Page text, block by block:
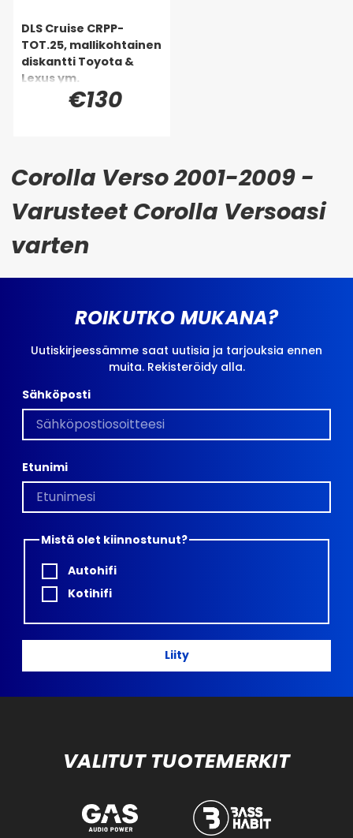
DLS Cruise CRPP-
TOT.25, mallikohtainen
diskantti Toyota &
Lexus ym.
€130
Corolla Verso 2001-2009 -
Varusteet Corolla Versoasi
varten
ROIKUTKO MUKANA?
Uutiskirjeessämme saat uutisia ja tarjouksia ennen
muita. Rekisteröidy alla.
Sähköposti
Etunimi
Mistä olet kiinnostunut?
Autohifi
Kotihifi
Liity
VALITUT TUOTEMERKIT